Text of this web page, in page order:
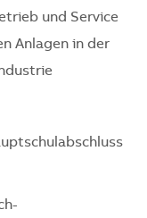
und Service
Anlagen in der